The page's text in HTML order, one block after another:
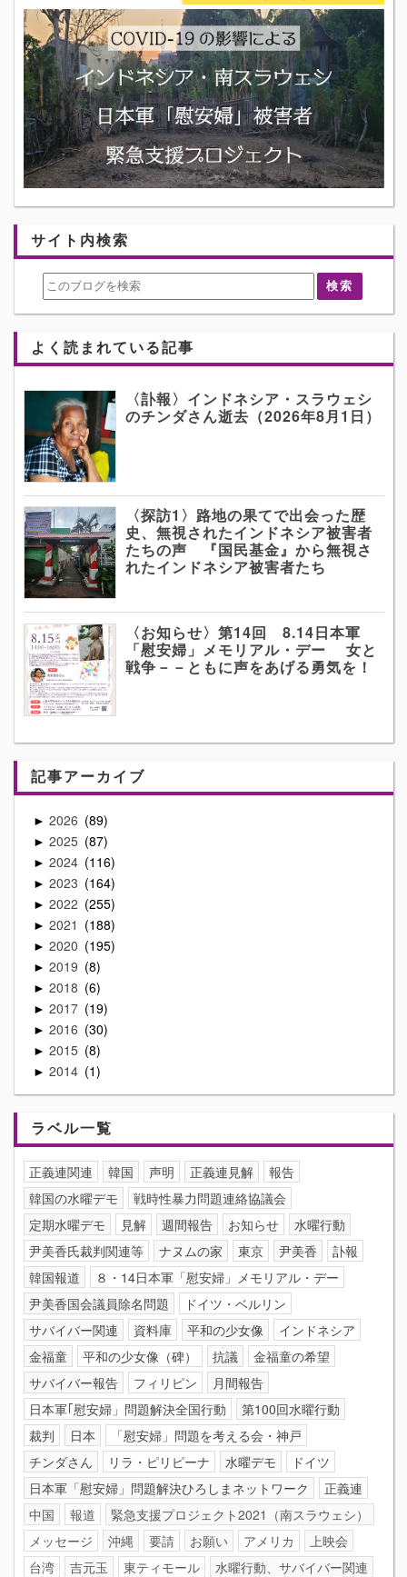
サイト内検索
よく読まれている記事
〈訃報〉インドネシア・スラウェシ
のチンダさん逝去（2026年8月1日）
〈探訪1〉路地の果てで出会った歴
史、無視されたインドネシア被害者
たちの声 『国民基金』から無視さ
れたインドネシア被害者たち
〈お知らせ〉第14回 8.14日本軍
「慰安婦」メモリアル・デー 女と
戦争－－ともに声をあげる勇気を！
記事アーカイブ
► 2026 89
► 2025 87
► 2024 116
► 2023 164
► 2022 255
► 2021 188
► 2020 195
► 2019 8
► 2018 6
► 2017 19
► 2016 30
► 2015 8
► 2014 1
ラベル一覧
正義連関連 韓国 声明 正義連見解
報告
韓国の水曜デモ
戦時性暴力問題連絡協議会
定期水曜デモ
見解 週間報告 お知らせ
水曜行動
尹美香氏裁判関連等
ナヌムの家 東京 尹美香
訃報
韓国報道
８・14日本軍「慰安婦」メモリアル・デー
尹美香国会議員除名問題
ドイツ・ベルリン
サバイバー関連
資料庫 平和の少女像
インドネシア
金福童
平和の少女像（碑） 抗議
金福童の希望
サバイバー報告
フィリピン
月間報告
日本軍｢慰安婦」問題解決全国行動
第100回水曜行動
裁判
日本
「慰安婦」問題を考える会・神戸
チンダさん
リラ・ピリピーナ 水曜デモ
ドイツ
日本軍「慰安婦」問題解決ひろしまネットワーク
正義連
中国
報道
緊急支援プロジェクト2021（南スラウェシ）
メッセージ
沖縄 要請 お願い アメリカ
上映会
台湾
吉元玉 東ティモール
水曜行動、サバイバー関連